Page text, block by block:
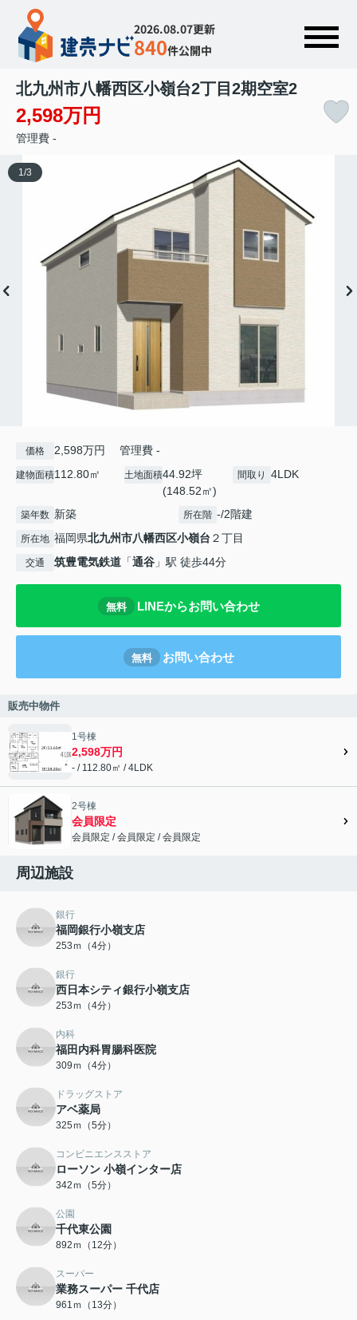
2026.08.07更新
840件公開中
北九州市八幡西区小嶺台2丁目2期空室2
2,598万円
管理費 -
1/3
価格 2,598万円 管理費 -
建物面積112.80㎡ 土地面積44.92坪
(148.52㎡)
間取り 4LDK
築年数 新築 所在階 -/2階建
所在地 福岡県北九州市八幡西区小嶺台 ２丁目
交通 筑豊電気鉄道 「通谷 」駅 徒歩44分
無料 LINEからお問い合わせ
無料 お問い合わせ
販売中物件
1号棟
2,598万円
- / 112.80㎡ / 4LDK
2号棟
会員限定
会員限定 /会員限定 /会員限定
周辺施設
銀行
福岡銀行小嶺支店
253ｍ（4分）
銀行
西日本シティ銀行小嶺支店
253ｍ（4分）
内科
福田内科胃腸科医院
309ｍ（4分）
ドラッグストア
アベ薬局
325ｍ（5分）
コンビニエンスストア
ローソン 小嶺インター店
342ｍ（5分）
公園
千代東公園
892ｍ（12分）
スーパー
業務スーパー 千代店
961ｍ（13分）